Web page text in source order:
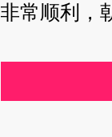
非常顺利，